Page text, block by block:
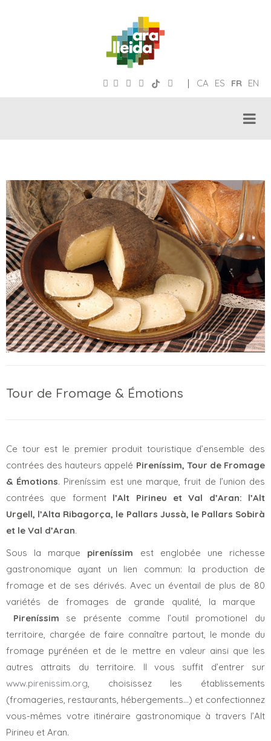
CA ES FR EN
|
Tour de Fromage & Émotions
Ce tour est le premier produit touristique d’ensemble des
contrées des hauteurs appelé Pireníssim, Tour de Fromage
& Émotions. Pireníssim est une marque, fruit de l’union des
contrées que forment l’Alt Pirineu et Val d’Aran: l’Alt
Urgell, l’Alta Ribagorça, le Pallars Jussà, le Pallars Sobirà
et le Val d’Aran.
Sous la marque pireníssim est englobée une richesse
gastronomique ayant un lien commun: la production de
fromage et de ses dérivés. Avec un éventail de plus de 80
variétés de fromages de grande qualité, la marque
Pireníssim se présente comme l’outil promotionel du
territoire, chargée de faire connaître partout, le monde du
fromage pyrénéen et de le mettre en valeur ainsi que les
autres attraits du territoire. Il vous suffit d’entrer sur
www.pirenissim.org , choisissez les établissements
(fromageries, restaurants, hébergements...) et confectionnez
vous-mêmes votre itinéraire gastronomique à travers l’Alt
Pirineu et Aran.